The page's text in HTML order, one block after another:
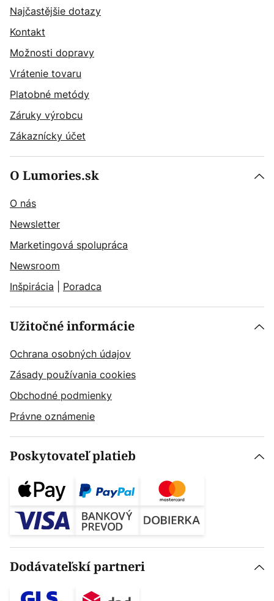
Najčastějšie dotazy
Kontakt
Možnosti dopravy
Vrátenie tovaru
Platobné metódy
Záruky výrobcu
Zákaznícky účet
O Lumories.sk
O nás
Newsletter
Marketingová spolupráca
Newsroom
Inšpirácia
Poradca
Užitočné informácie
Ochrana osobných údajov
Zásady používania cookies
Obchodné podmienky
Právne oznámenie
Poskytovateľ platieb
Dodávateľskí partneri